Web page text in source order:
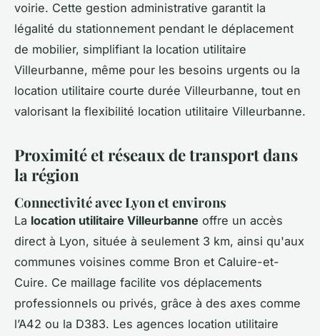
voirie. Cette gestion administrative garantit la
légalité du stationnement pendant le déplacement
de mobilier, simplifiant la location utilitaire
Villeurbanne, même pour les besoins urgents ou la
location utilitaire courte durée Villeurbanne, tout en
valorisant la flexibilité location utilitaire Villeurbanne.
Proximité et réseaux de transport dans
la région
Connectivité avec Lyon et environs
La location utilitaire Villeurbanne offre un accès
direct à Lyon, située à seulement 3 km, ainsi qu'aux
communes voisines comme Bron et Caluire-et-
Cuire. Ce maillage facilite vos déplacements
professionnels ou privés, grâce à des axes comme
l’A42 ou la D383. Les agences location utilitaire